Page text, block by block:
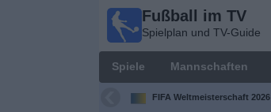
Fußball im TV
Spielplan und TV-Guide
Spiele Mannschaften
FIFA Weltmeisterschaft 2026